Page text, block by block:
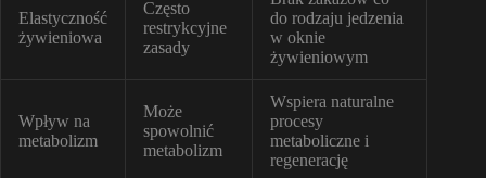
Elastyczność
żywieniowa
Często
restrykcyjne
zasady
do rodzaju jedzenia
w oknie
żywieniowym
Wpływ na
metabolizm
Może
spowolnić
metabolizm
Wspiera naturalne
procesy
metaboliczne i
regenerację